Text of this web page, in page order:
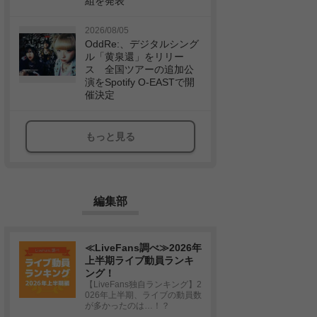
2026/08/05
OddRe:、デジタルシング
ル「黄泉還」をリリー
ス 全国ツアーの追加公
演をSpotify O-EASTで開
催決定
もっと見る
編集部
≪LiveFans調べ≫2026年
上半期ライブ動員ランキ
ング！
【LiveFans独自ランキング】2
026年上半期、ライブの動員数
が多かったのは…！？